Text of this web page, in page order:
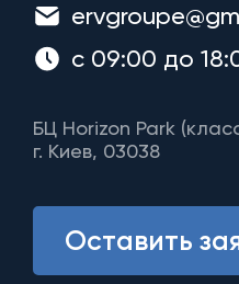
с 09:00 до
БЦ Horizon Park
г. Киев, 03038
Оставить